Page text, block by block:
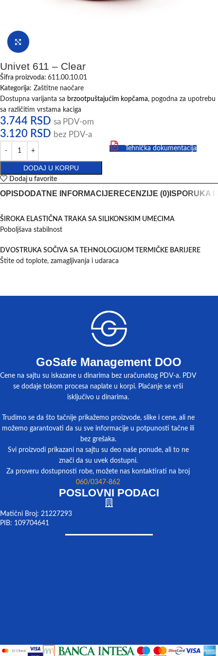
Klikni da uvećaš
Univet 611 – Clear
Šifra proizvoda: 611.00.10.01
Kategorija: Zaštitne naočare
Dostupna varijanta sa brzootpuštajućim kopčama, pogodna za upotrebu
sa različitim vrstama kaciga
3.744 RSD sa PDV-om
3.120 RSD bez PDV-a
DODAJ U KORPU
Tehnička dokumentacija
Dodaj u favorite
OPIS DODATNE INFORMACIJE RECENZIJE (0) ISPORUKA
ŠIROKA ELASTIČNA TRAKA SA SILIKONSKIM UMECIMA
Poboljšava stabilnost
DVOSTRUKA SOČIVA SA TEHNOLOGIJOM TERMIČKE BARIJERE
Štite od toplote, zamagljivanja i udaraca
GoSafe Management DOO
Cene na sajtu su iskazane u dinarima bez uračunatog PDV-a. PDV
se dodaje tokom procesa naplate u korpi. Plaćanje se vrši
isključivo u dinarima.
Trudimo se da što tačnije prikažemo proizvode, slike i cene, ali ne
možemo garantovati da su sve informacije u potpunosti tačne ili
bez grešaka.
Svi proizvodi prikazani na sajtu su deo naše ponude, ali to ne
znači da su uvek dostupni.
Za proveru dostupnosti robe, možete nas kontaktirati na broj
060/0347-862
POSLOVNI PODACI
Matični Broj: 21227293
PIB: 109704641